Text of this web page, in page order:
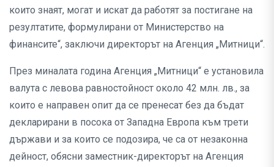
които знаят, могат и искат да работят за постигане на
резултатите, формулирани от Министерство на
финансите“, заключи директорът на Агенция „Митници“.
През миналата година Агенция „Митници“ е установила
валута с левова равностойност около 42 млн. лв., за
които е направен опит да се пренесат без да бъдат
декларирани в посока от Западна Европа към трети
държави и за които се подозира, че са от незаконна
дейност, обясни заместник-директорът на Агенция